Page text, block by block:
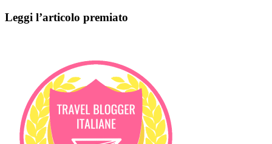
Leggi l’articolo premiato